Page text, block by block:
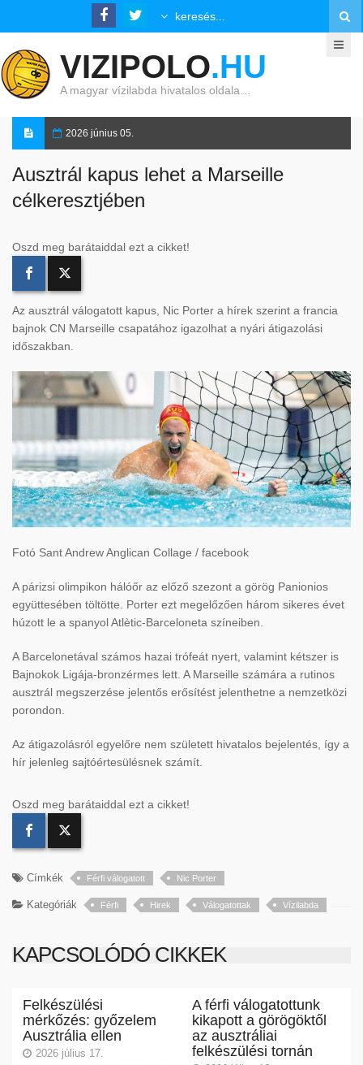
VIZIPOLO.HU
A magyar vízilabda hivatalos oldala…
2026 június 05.
Ausztrál kapus lehet a Marseille
célkeresztjében
Oszd meg barátaiddal ezt a cikket!
Az ausztrál válogatott kapus, Nic Porter a hírek szerint a francia
bajnok CN Marseille csapatához igazolhat a nyári átigazolási
időszakban.
Fotó Sant Andrew Anglican Collage / facebook
A párizsi olimpikon hálóőr az előző szezont a görög Panionios
együttesében töltötte. Porter ezt megelőzően három sikeres évet
húzott le a spanyolAtlètic-Barceloneta színeiben.
A Barcelonetával számos hazai trófeát nyert, valamint kétszer is
Bajnokok Ligája-bronzérmes lett. A Marseille számára a rutinos
ausztrál megszerzése jelentős erősítést jelenthetne a nemzetközi
porondon.
Az átigazolásról egyelőre nem született hivatalos bejelentés, így a
hír jelenleg sajtóértesülésnek számít.
Oszd meg barátaiddal ezt a cikket!
Címkék Férfi válogatott Nic Porter
Kategóriák Férfi Hirek Válogatottak Vízilabda
KAPCSOLÓDÓ CIKKEK
Felkészülési
mérkőzés: győzelem
Ausztrália ellen
2026 július 17.
A férfi válogatottunk
kikapott a görögöktől
az ausztráliai
felkészülési tornán